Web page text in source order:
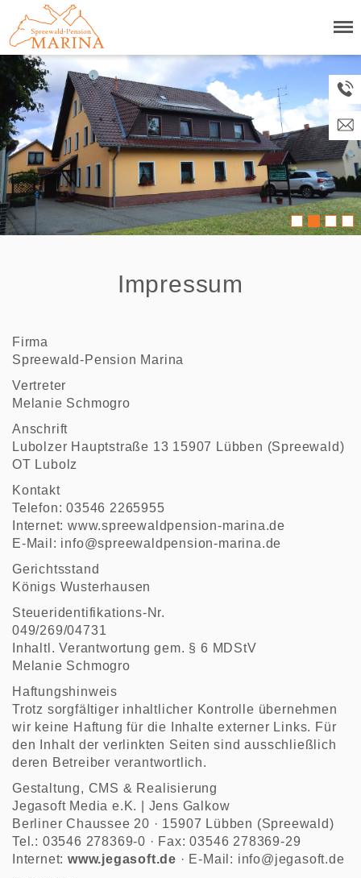
Impressum
Firma
Spreewald-Pension Marina
Vertreter
Melanie Schmogro
Anschrift
Lubolzer Hauptstraße 13 15907 Lübben (Spreewald)
OT Lubolz
Kontakt
Telefon: 03546 2265955
Internet: www.spreewaldpension-marina.de
E-Mail: info@spreewaldpension-marina.de
Gerichtsstand
Königs Wusterhausen
Steueridentifikations-Nr.
049/269/04731
Inhaltl. Verantwortung gem. § 6 MDStV
Melanie Schmogro
Haftungshinweis
Trotz sorgfältiger inhaltlicher Kontrolle übernehmen
wir keine Haftung für die Inhalte externer Links. Für
den Inhalt der verlinkten Seiten sind ausschließlich
deren Betreiber verantwortlich.
Gestaltung, CMS & Realisierung
Jegasoft Media e.K. | Jens Galkow
Berliner Chaussee 20 · 15907 Lübben (Spreewald)
Tel.: 03546 278369-0 · Fax: 03546 278369-29
Internet: www.jegasoft.de · E-Mail: info@jegasoft.de